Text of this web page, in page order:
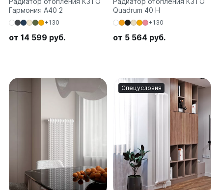
Гармония А40 2
+130
от 14 599 руб.
Quadrum 40 H
+130
от 5 564 руб.
Спецусловия